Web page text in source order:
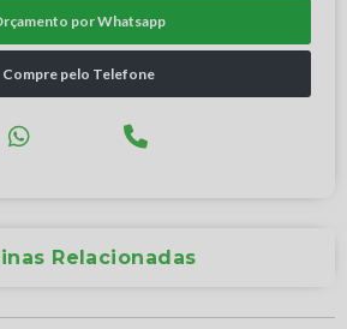
por Whatsapp
Compre pelo Telefone
Relacionadas